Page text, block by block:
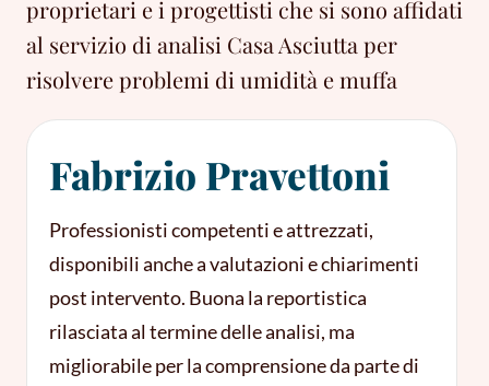
proprietari e i progettisti che si sono affidati
al servizio di analisi Casa Asciutta per
risolvere problemi di umidità e muffa
Fabrizio Pravettoni
Professionisti competenti e attrezzati,
disponibili anche a valutazioni e chiarimenti
post intervento. Buona la reportistica
rilasciata al termine delle analisi, ma
migliorabile per la comprensione da parte di